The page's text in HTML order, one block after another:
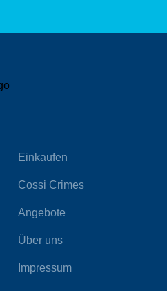
Einkaufen
Cossi Crimes
Angebote
Über uns
Impressum